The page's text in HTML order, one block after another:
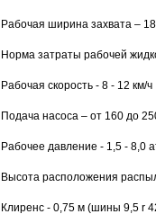
Рабочая ширина захвата –
Норма затраты рабочей
Рабочая скорость - 8 - 12 км/ч
Подача насоса – от 160 до
Рабочее давление - 1,5 - 8,0
Высота расположения
Клиренс - 0,75 м (шины 9,5 r